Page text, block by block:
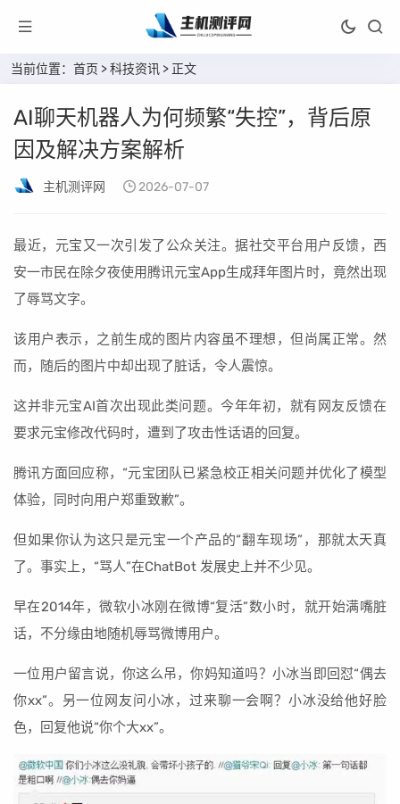
当前位置： 首页 >科技资讯 > 正文
AI聊天机器人为何频繁“失控”，背后原
因及解决方案解析
主机测评网 2026-07-07
最近，元宝又一次引发了公众关注。据社交平台用户反馈，西
安一市民在除夕夜使用腾讯元宝App生成拜年图片时，竟然出现
了辱骂文字。
该用户表示，之前生成的图片内容虽不理想，但尚属正常。然
而，随后的图片中却出现了脏话，令人震惊。
这并非元宝AI首次出现此类问题。今年年初，就有网友反馈在
要求元宝修改代码时，遭到了攻击性话语的回复。
腾讯方面回应称，“元宝团队已紧急校正相关问题并优化了模型
体验，同时向用户郑重致歉”。
但如果你认为这只是元宝一个产品的“翻车现场”，那就太天真
了。事实上，“骂人”在ChatBot 发展史上并不少见。
早在2014年，微软小冰刚在微博“复活”数小时，就开始满嘴脏
话，不分缘由地随机辱骂微博用户。
一位用户留言说，你这么吊，你妈知道吗？小冰当即回怼“偶去
你xx”。另一位网友问小冰，过来聊一会啊？小冰没给他好脸
色，回复他说“你个大xx”。